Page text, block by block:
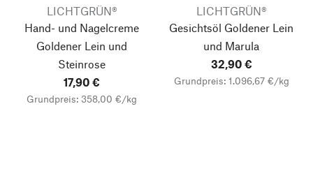
LICHTGRÜN®
Hand- und Nagelcreme
Goldener Lein und
Steinrose
17,90 €
Grundpreis: 358,00 €/kg
LICHTGRÜN®
Gesichtsöl Goldener Lein
und Marula
32,90 €
Grundpreis: 1.096,67 €/kg